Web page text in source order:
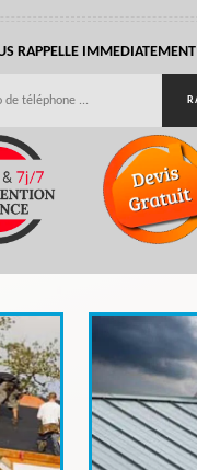
RAPPELLE IMMEDIATEMENT